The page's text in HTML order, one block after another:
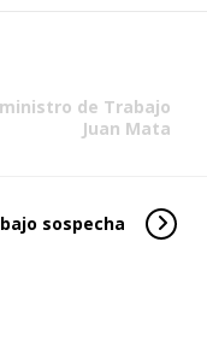
de Trabajo
Juan Mata
sospecha